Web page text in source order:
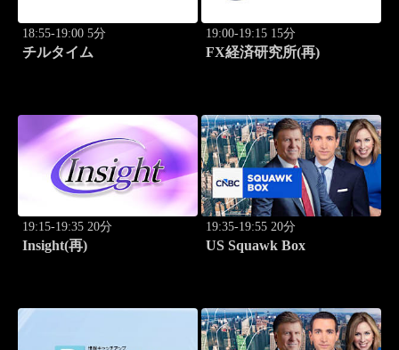
18:55-19:00 5分
チルタイム
19:00-19:15 15分
FX経済研究所(再)
19:15-19:35 20分
Insight(再)
19:35-19:55 20分
US Squawk Box